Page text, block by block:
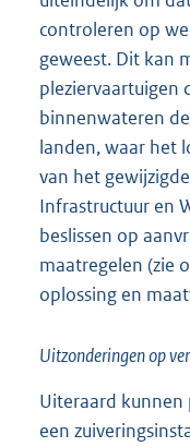
controleren op
geweest. Dit kan
pleziervaartuigen
binnenwateren
landen, waar het
van het
Infrastructuur en
beslissen op
maatregelen (zie
oplossing en
Uitzonderingen op
Uiteraard kunnen
een